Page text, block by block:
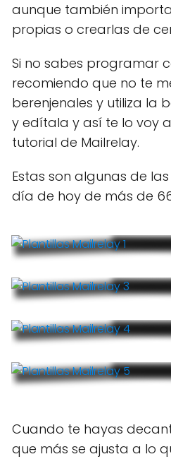
aunque también
propias o crearlas de
Si no sabes programar
recomiendo que no te
berenjenales y utiliza la
y edítala y así te lo voy
tutorial de Mailrelay.
Estas son algunas de
día de hoy de más de
Cuando te hayas
que más se ajusta a lo